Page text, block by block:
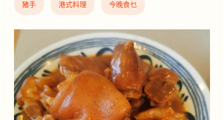
豬手 港式料理 今晚食乜